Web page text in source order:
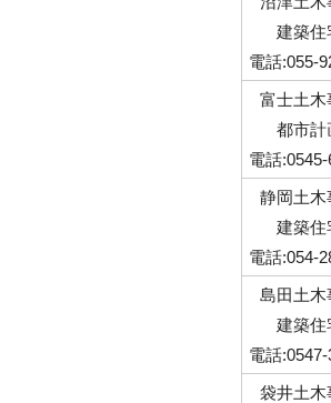
建築住
電話:055-
富士土木
都市計
電話
静岡土木
建築住
電話:054-
島田土木
建築住
電話
袋井土木